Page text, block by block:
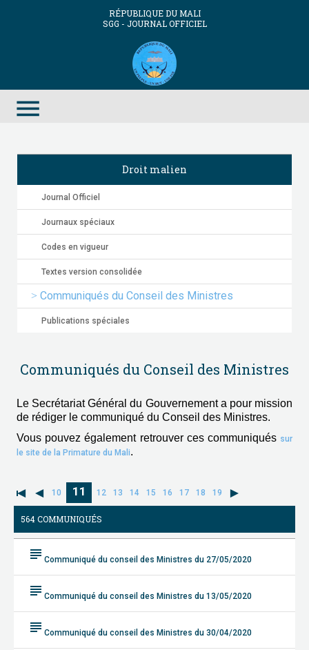
RÉPUBLIQUE DU MALI
SGG - JOURNAL OFFICIEL
menu
Droit malien
Journal Officiel
Journaux spéciaux
Codes en vigueur
Textes version consolidée
Communiqués du Conseil des Ministres
Publications spéciales
Communiqués du Conseil des Ministres
Le Secrétariat Général du Gouvernement a pour mission
de rédiger le communiqué du Conseil des Ministres.
Vous pouvez également retrouver ces communiqués sur
le site de la Primature du Mali.
10 11 12 13 14 15 16 17 18 19
564 COMMUNIQUÉS
subject Communiqué du conseil des Ministres du 27/05/2020
subject Communiqué du conseil des Ministres du 13/05/2020
subject Communiqué du conseil des Ministres du 30/04/2020